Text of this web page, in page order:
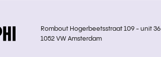
Rombout Hogerbeetsstraat 109 - unit 36
1052 VW Amsterdam